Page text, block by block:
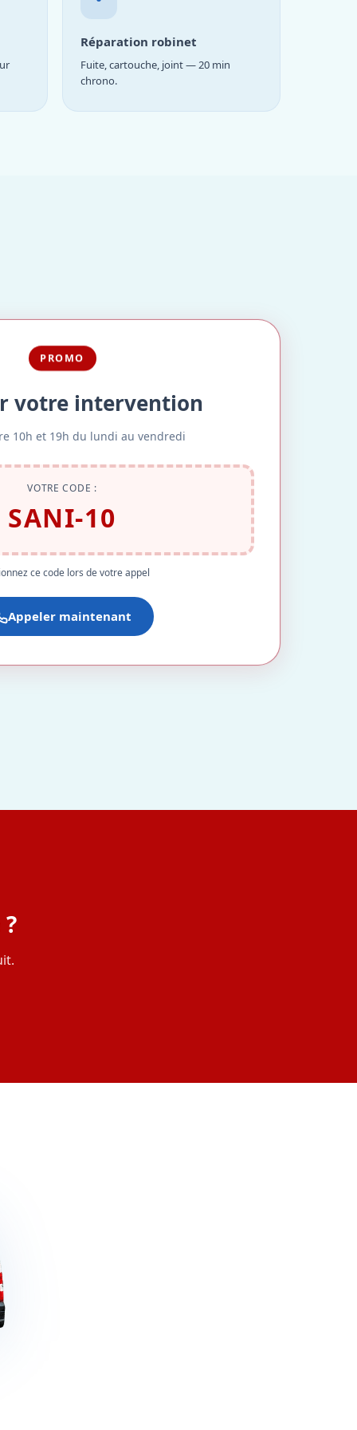
Réparation robinet
Fuite, cartouche, joint — 20 min
chrono.
PROMO
votre intervention
10h et 19h du lundi au vendredi
VOTRE CODE :
SANI-10
ce code lors de votre appel
Appeler maintenant